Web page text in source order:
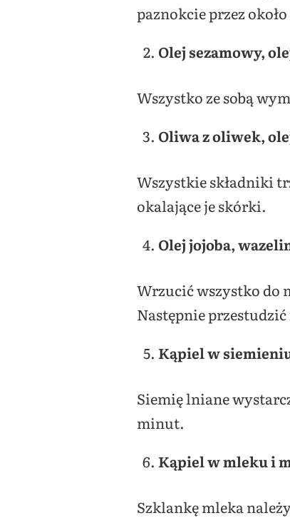
paznokcie przez
Olej sezamowy,
Wszystko ze sobą
Oliwa z oliwek,
Wszystkie składniki
okalające je skórki.
Olej jojoba,
Wrzucić wszystko do
Następnie
Kąpiel w
Siemię lniane
minut.
Kąpiel w mleku i
Szklankę mleka